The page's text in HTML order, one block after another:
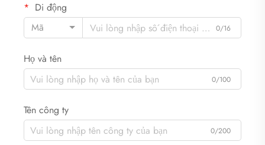
Di động
Mã
0/16
Họ và tên
0/100
Tên công ty
0/200